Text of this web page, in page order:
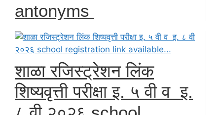
antonyms
शाळा रजिस्ट्रेशन लिंक
शिष्यवृत्ती परीक्षा इ. ५ वी व इ.